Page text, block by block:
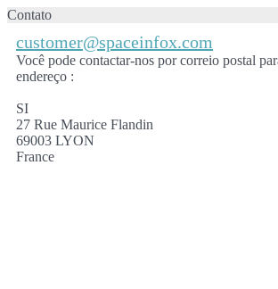
Contato
customer@spaceinfox.com
Você pode contactar-nos por correio postal
endereço :
SI
27 Rue Maurice Flandin
69003 LYON
France